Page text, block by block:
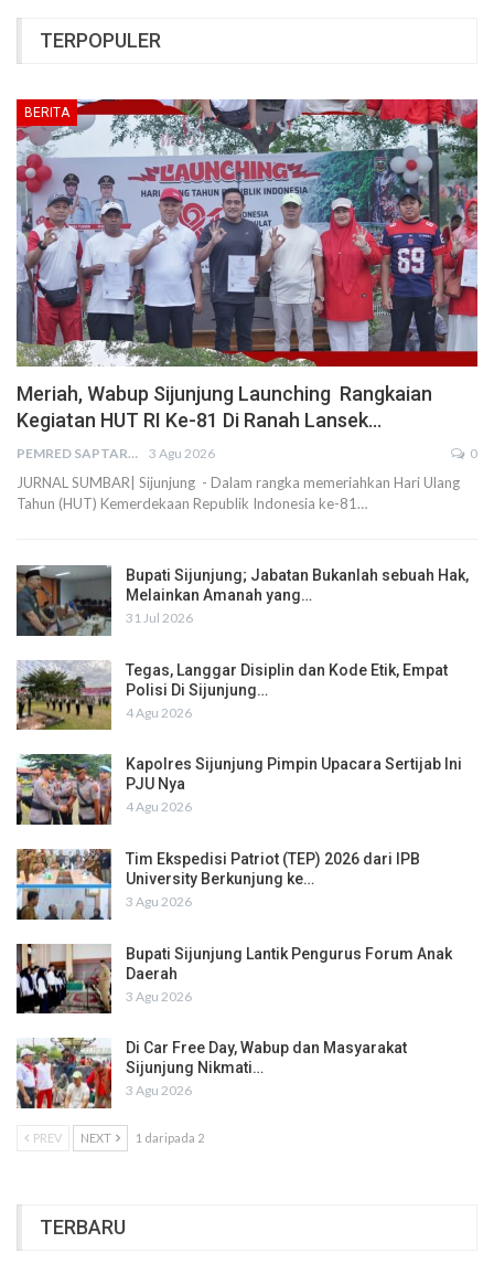
TERPOPULER
BERITA
Meriah, Wabup Sijunjung Launching Rangkaian
Kegiatan HUT RI Ke-81 Di Ranah Lansek…
PEMRED SAPTARIUS 3 Agu 2026 0
JURNAL SUMBAR| Sijunjung - Dalam rangka memeriahkan Hari Ulang
Tahun (HUT) Kemerdekaan Republik Indonesia ke-81…
Bupati Sijunjung; Jabatan Bukanlah sebuah Hak,
Melainkan Amanah yang…
31 Jul 2026
Tegas, Langgar Disiplin dan Kode Etik, Empat
Polisi Di Sijunjung…
4 Agu 2026
Kapolres Sijunjung Pimpin Upacara Sertijab Ini
PJU Nya
4 Agu 2026
Tim Ekspedisi Patriot (TEP) 2026 dari IPB
University Berkunjung ke…
3 Agu 2026
Bupati Sijunjung Lantik Pengurus Forum Anak
Daerah
3 Agu 2026
Di Car Free Day, Wabup dan Masyarakat
Sijunjung Nikmati…
3 Agu 2026
PREV NEXT 1 daripada 2
TERBARU